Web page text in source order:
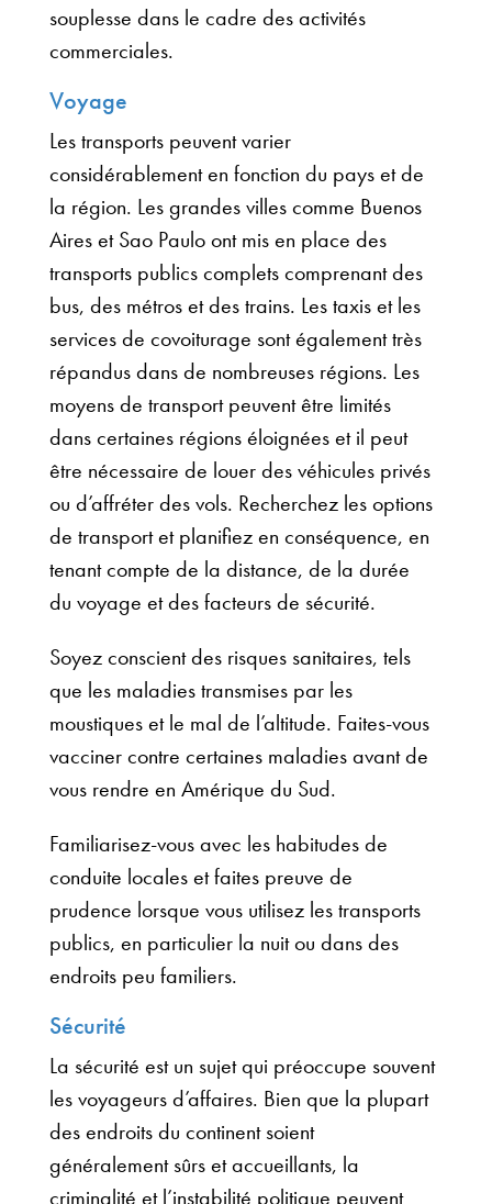
souplesse dans le cadre des activités
commerciales.
Voyage
Les transports peuvent varier
considérablement en fonction du pays et de
la région. Les grandes villes comme Buenos
Aires et Sao Paulo ont mis en place des
transports publics complets comprenant des
bus, des métros et des trains. Les taxis et les
services de covoiturage sont également très
répandus dans de nombreuses régions. Les
moyens de transport peuvent être limités
dans certaines régions éloignées et il peut
être nécessaire de louer des véhicules privés
ou d’affréter des vols. Recherchez les options
de transport et planifiez en conséquence, en
tenant compte de la distance, de la durée
du voyage et des facteurs de sécurité.
Soyez conscient des risques sanitaires, tels
que les maladies transmises par les
moustiques et le mal de l’altitude. Faites-vous
vacciner contre certaines maladies avant de
vous rendre en Amérique du Sud.
Familiarisez-vous avec les habitudes de
conduite locales et faites preuve de
prudence lorsque vous utilisez les transports
publics, en particulier la nuit ou dans des
endroits peu familiers.
Sécurité
La sécurité est un sujet qui préoccupe souvent
les voyageurs d’affaires. Bien que la plupart
des endroits du continent soient
généralement sûrs et accueillants, la
criminalité et l’instabilité politique peuvent